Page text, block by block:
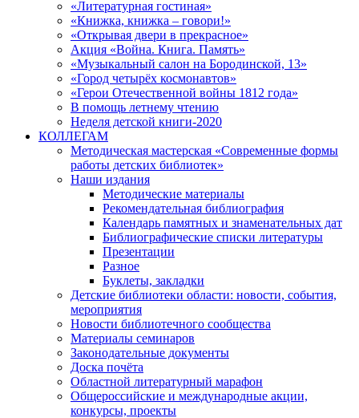
«Литературная гостиная»
«Книжка, книжка – говори!»
«Открывая двери в прекрасное»
Акция «Война. Книга. Память»
«Музыкальный салон на Бородинской, 13»
«Город четырёх космонавтов»
«Герои Отечественной войны 1812 года»
В помощь летнему чтению
Неделя детской книги-2020
КОЛЛЕГАМ
Методическая мастерская «Современные формы
работы детских библиотек»
Наши издания
Методические материалы
Рекомендательная библиография
Календарь памятных и знаменательных дат
Библиографические списки литературы
Презентации
Разное
Буклеты, закладки
Детские библиотеки области: новости, события,
мероприятия
Новости библиотечного сообщества
Материалы семинаров
Законодательные документы
Доска почёта
Областной литературный марафон
Общероссийские и международные акции,
конкурсы, проекты